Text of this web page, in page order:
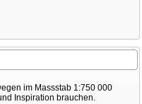
im Massstab 1:750 000
Inspiration brauchen.